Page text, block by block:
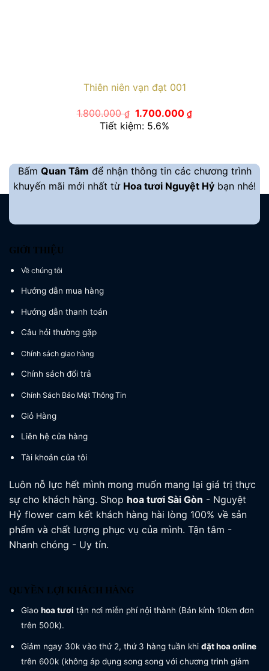
Thiên niên vạn đạt 001
1.800.000₫ Giá
gốc
là:
1.700.000₫Giá
Tiết kiệm: 5.6%
Bấm Quan Tâm để nhận thông tin các chương trình
khuyến mãi mới nhất từ Hoa tươi Nguyệt Hỷ bạn nhé!
GIỚI THIỆU
Về chúng tôi
Hướng dẫn mua hàng
Hướng dẫn thanh toán
Câu hỏi thường gặp
Chính sách giao hàng
Chính sách đổi trả
Chính Sách Bảo Mật Thông Tin
Giỏ Hàng
Liên hệ cửa hàng
Tài khoản của tôi
Luôn nỗ lực hết mình mong muốn mang lại giá trị thực
sự cho khách hàng. Shop hoa tươi Sài Gòn - Nguyệt
Hỷ flower cam kết khách hàng hài lòng 100% về sản
phẩm và chất lượng phục vụ của mình. Tận tâm -
Nhanh chóng - Uy tín.
QUYỀN LỢI KHÁCH HÀNG
Giao hoa tươi tận nơi miễn phí nội thành (Bán kính 10km đơn
trên 500k).
Giảm ngay 30k vào thứ 2, thứ 3 hàng tuần khi đặt hoa online
trên 600k (không áp dụng song song với chương trình giảm